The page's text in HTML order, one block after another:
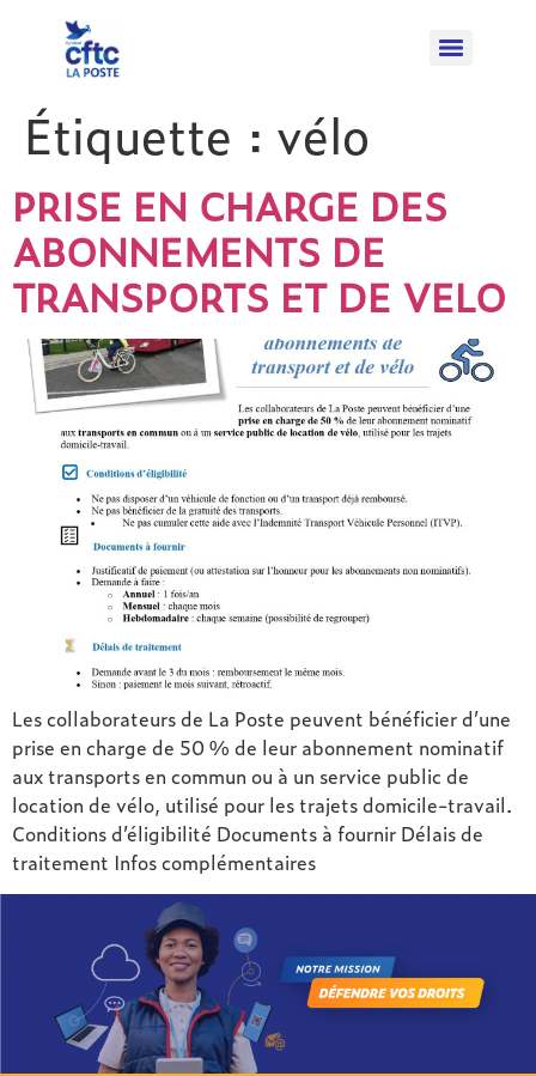
Étiquette : vélo
PRISE EN CHARGE DES
ABONNEMENTS DE
TRANSPORTS ET DE VELO
Les collaborateurs de La Poste peuvent bénéficier d’une
prise en charge de 50 % de leur abonnement nominatif
aux transports en commun ou à un service public de
location de vélo, utilisé pour les trajets domicile-travail.
Conditions d’éligibilité Documents à fournir Délais de
traitement Infos complémentaires